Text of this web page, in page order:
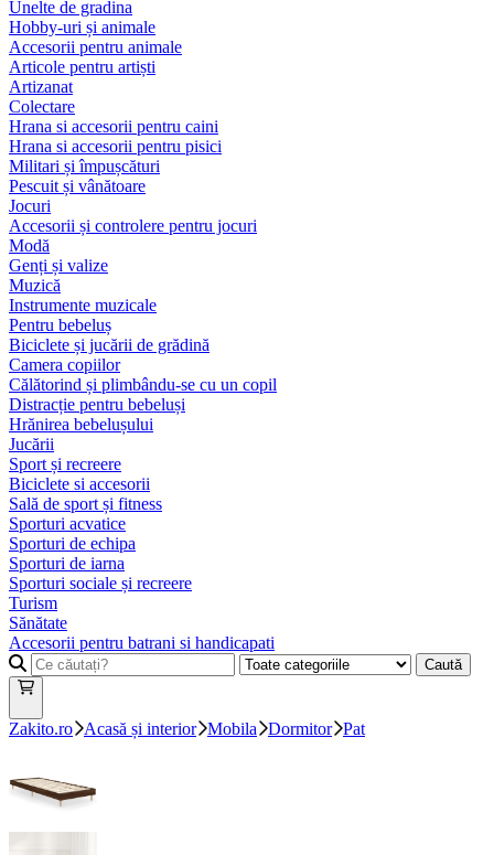
Unelte de gradina
Hobby-uri și animale
Accesorii pentru animale
Articole pentru artiști
Artizanat
Colectare
Hrana si accesorii pentru caini
Hrana si accesorii pentru pisici
Militari și împușcături
Pescuit și vânătoare
Jocuri
Accesorii și controlere pentru jocuri
Modă
Genți și valize
Muzică
Instrumente muzicale
Pentru bebeluș
Biciclete și jucării de grădină
Camera copiilor
Călătorind și plimbându-se cu un copil
Distracție pentru bebeluși
Hrănirea bebelușului
Jucării
Sport și recreere
Biciclete si accesorii
Sală de sport și fitness
Sporturi acvatice
Sporturi de echipa
Sporturi de iarna
Sporturi sociale și recreere
Turism
Sănătate
Accesorii pentru batrani si handicapati
Caută
Zakito.ro Acasă și interior Mobila Dormitor Pat